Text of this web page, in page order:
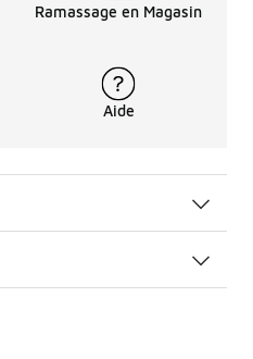
Ramassage en Magasin
Aide